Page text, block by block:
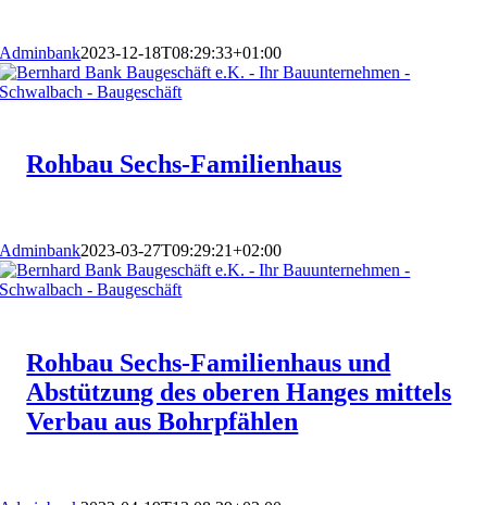
Adminbank2023-12-18T08:29:33+01:00
Rohbau Sechs-Familienhaus
Adminbank2023-03-27T09:29:21+02:00
Rohbau Sechs-Familienhaus und
Abstützung des oberen Hanges mittels
Verbau aus Bohrpfählen